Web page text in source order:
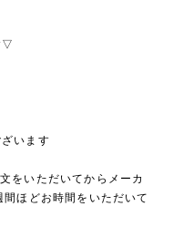
▽
います
をいただいてからメーカ
ほどお時間をいただいて